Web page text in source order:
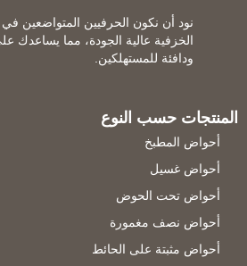
نود أن نكون الحرفيين المتواضعين
الخزفية عالية الجودة، مما
ودافئة للمستهلكين.
المنتجات حسب النوع
أحواض المطبخ
أحواض غسيل
أحواض تحت الحوض
أحواض نصف مغمورة
أحواض مثبتة على الحائط